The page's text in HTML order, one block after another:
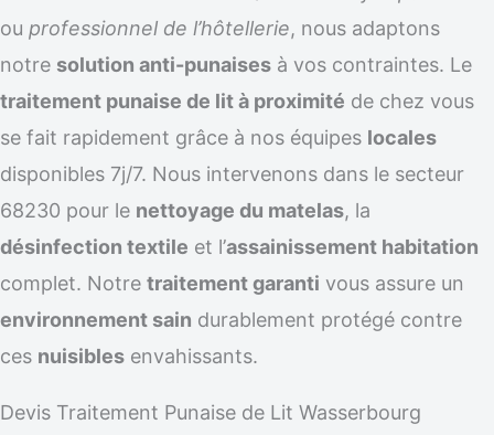
ou professionnel de l’hôtellerie, nous adaptons
notre solution anti-punaises à vos contraintes. Le
traitement punaise de lit à proximité de chez vous
se fait rapidement grâce à nos équipes locales
disponibles 7j/7. Nous intervenons dans le secteur
68230 pour le nettoyage du matelas, la
désinfection textile et l’assainissement habitation
complet. Notre traitement garanti vous assure un
environnement sain durablement protégé contre
ces nuisibles envahissants.
Devis Traitement Punaise de Lit Wasserbourg